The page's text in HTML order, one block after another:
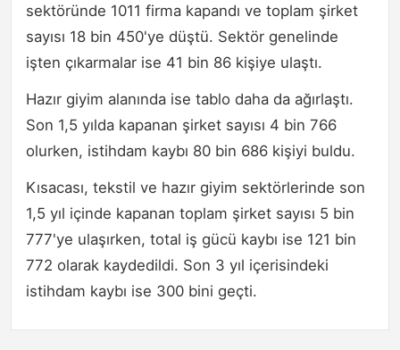
sektöründe 1011 firma kapandı ve toplam şirket
sayısı 18 bin 450'ye düştü. Sektör genelinde
işten çıkarmalar ise 41 bin 86 kişiye ulaştı.
Hazır giyim alanında ise tablo daha da ağırlaştı.
Son 1,5 yılda kapanan şirket sayısı 4 bin 766
olurken, istihdam kaybı 80 bin 686 kişiyi buldu.
Kısacası, tekstil ve hazır giyim sektörlerinde son
1,5 yıl içinde kapanan toplam şirket sayısı 5 bin
777'ye ulaşırken, total iş gücü kaybı ise 121 bin
772 olarak kaydedildi. Son 3 yıl içerisindeki
istihdam kaybı ise 300 bini geçti.